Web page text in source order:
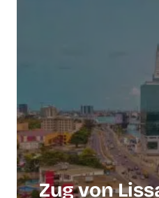
Zug von